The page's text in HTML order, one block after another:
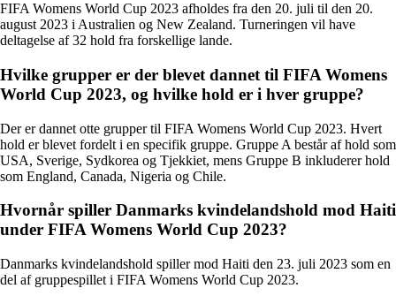
FIFA Womens World Cup 2023 afholdes fra den 20. juli til den 20.
august 2023 i Australien og New Zealand. Turneringen vil have
deltagelse af 32 hold fra forskellige lande.
Hvilke grupper er der blevet dannet til FIFA Womens
World Cup 2023, og hvilke hold er i hver gruppe?
Der er dannet otte grupper til FIFA Womens World Cup 2023. Hvert
hold er blevet fordelt i en specifik gruppe. Gruppe A består af hold som
USA, Sverige, Sydkorea og Tjekkiet, mens Gruppe B inkluderer hold
som England, Canada, Nigeria og Chile.
Hvornår spiller Danmarks kvindelandshold mod Haiti
under FIFA Womens World Cup 2023?
Danmarks kvindelandshold spiller mod Haiti den 23. juli 2023 som en
del af gruppespillet i FIFA Womens World Cup 2023.